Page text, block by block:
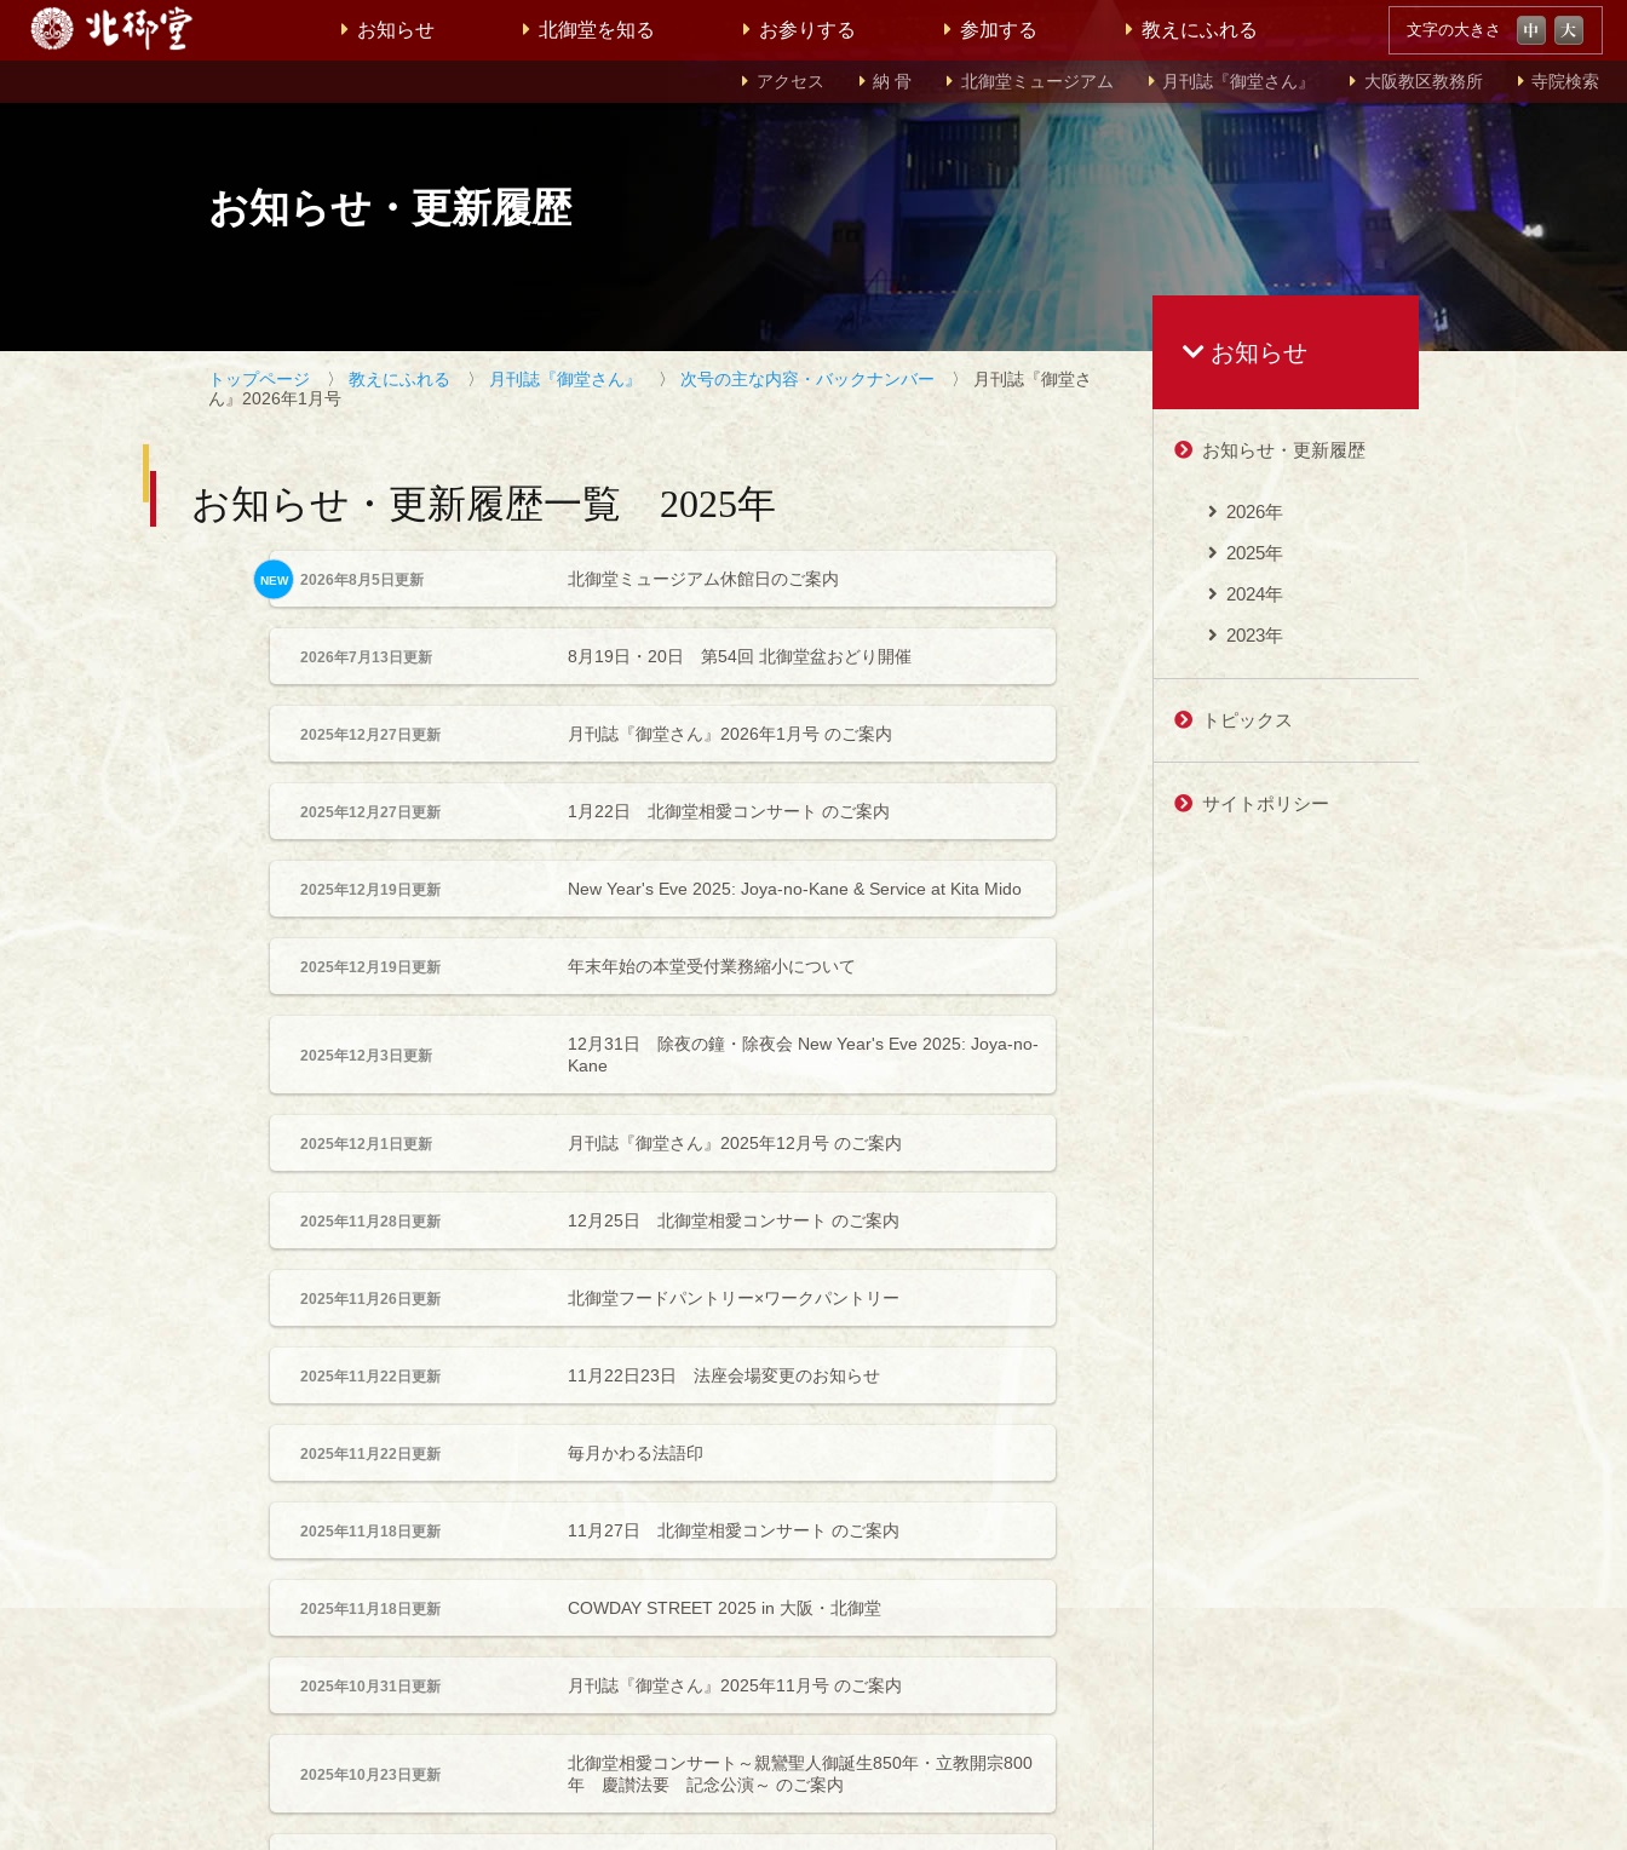
文字の大きさ
お知らせ 北御堂を知る お参りする 参加する 教えにふれる
アクセス 納 骨 北御堂ミュージアム 月刊誌『御堂さん』 大阪教区教務所 寺院検索
お知らせ・更新履歴
トップページ 〉 教えにふれる 〉 月刊誌『御堂さん』 〉 次号の主な内容・バックナンバー 〉 月刊誌『御堂さ
ん』2026年1月号
お知らせ・更新履歴一覧 2025年
NEW 2026年8月5日更新 北御堂ミュージアム休館日のご案内
2026年7月13日更新 8月19日・20日 第54回 北御堂盆おどり開催
2025年12月27日更新 月刊誌『御堂さん』2026年1月号 のご案内
2025年12月27日更新 1月22日 北御堂相愛コンサート のご案内
2025年12月19日更新 New Year's Eve 2025: Joya-no-Kane & Service at Kita Mido
2025年12月19日更新 年末年始の本堂受付業務縮小について
2025年12月3日更新
12月31日 除夜の鐘・除夜会 New Year's Eve 2025: Joya-no-
Kane
2025年12月1日更新 月刊誌『御堂さん』2025年12月号 のご案内
2025年11月28日更新 12月25日 北御堂相愛コンサート のご案内
2025年11月26日更新 北御堂フードパントリー×ワークパントリー
2025年11月22日更新 11月22日23日 法座会場変更のお知らせ
2025年11月22日更新 毎月かわる法語印
2025年11月18日更新 11月27日 北御堂相愛コンサート のご案内
2025年11月18日更新 COWDAY STREET 2025 in 大阪・北御堂
2025年10月31日更新 月刊誌『御堂さん』2025年11月号 のご案内
2025年10月23日更新
北御堂相愛コンサート～親鸞聖人御誕生850年・立教開宗800
年 慶讃法要 記念公演～ のご案内
お知らせ
お知らせ・更新履歴
2026年
2025年
2024年
2023年
トピックス
サイトポリシー